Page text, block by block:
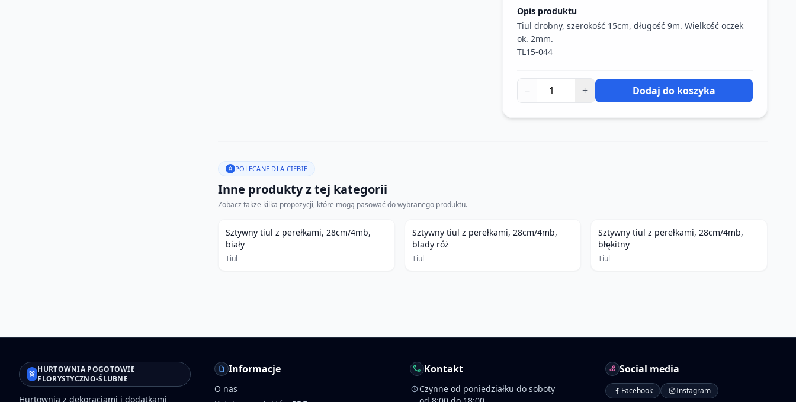
Opis produktu
Tiul drobny, szerokość 15cm, długość 9m. Wielkość oczek
ok. 2mm.
TL15-044
− + Dodaj do koszyka
POLECANE DLA CIEBIE
Inne produkty z tej kategorii
Zobacz także kilka propozycji, które mogą pasować do wybranego produktu.
Sztywny tiul z perełkami, 28cm/4mb,
biały
Tiul
Sztywny tiul z perełkami, 28cm/4mb,
blady róż
Tiul
Sztywny tiul z perełkami, 28cm/4mb,
błękitny
Tiul
HURTOWNIA POGOTOWIE
FLORYSTYCZNO-ŚLUBNE
Hurtownia z dekoracjami i dodatkami
Informacje
O nas
Kontakt
Czynne od poniedziałku do soboty
Social media
Facebook Instagram